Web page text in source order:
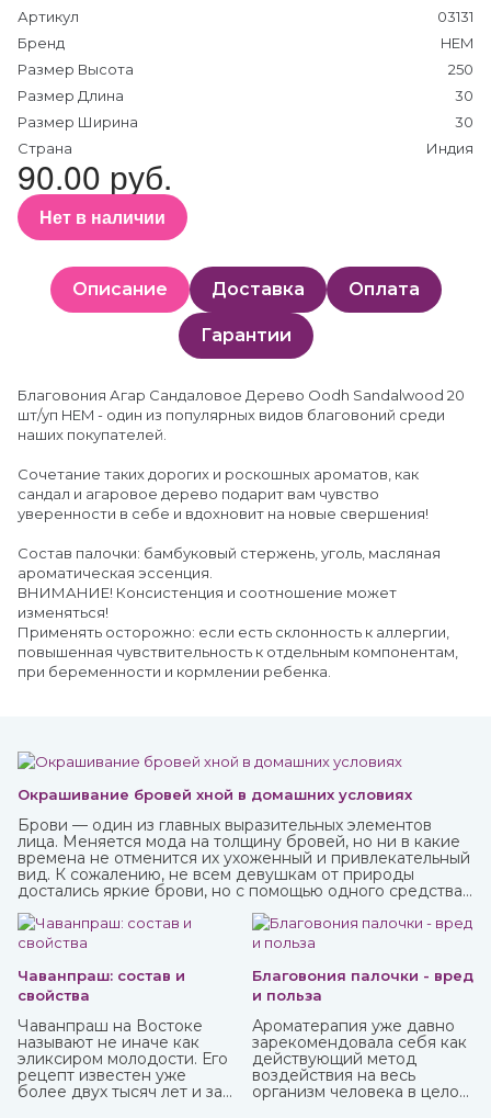
Артикул
03131
Бренд
HEM
Размер Высота
250
Размер Длина
30
Размер Ширина
30
Страна
Индия
90.00 руб.
Нет в наличии
Описание Доставка Оплата
Гарантии
Благовония Агар Сандаловое Дерево Oodh Sandalwood 20
шт/уп HEM - один из популярных видов благовоний среди
наших покупателей.
Сочетание таких дорогих и роскошных ароматов, как
сандал и агаровое дерево подарит вам чувство
уверенности в себе и вдохновит на новые свершения!
Состав палочки: бамбуковый стержень, уголь, масляная
ароматическая эссенция.
ВНИМАНИЕ! Консистенция и соотношение может
изменяться!
Применять осторожно: если есть склонность к аллергии,
повышенная чувствительность к отдельным компонентам,
при беременности и кормлении ребенка.
Окрашивание бровей хной в домашних условиях
Брови — один из главных выразительных элементов
лица. Меняется мода на толщину бровей, но ни в какие
времена не отменится их ухоженный и привлекательный
вид. К сожалению, не всем девушкам от природы
достались яркие брови, но с помощью одного средства
которую можно приобрести в интернет-магазине
ИндоКитай.
Чаванпраш: состав и
свойства
Чаванпраш на Востоке
называют не иначе как
эликсиром молодости. Его
рецепт известен уже
более двух тысяч лет и за
Благовония палочки - вред
и польза
Ароматерапия уже давно
зарекомендовала себя как
действующий метод
воздействия на весь
организм человека в целом: